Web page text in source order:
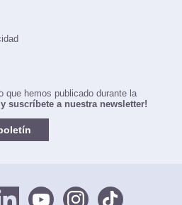
que hemos publicado durante la